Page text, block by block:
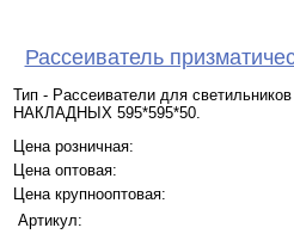
Рассеиватель
Тип - Рассеиватели для
НАКЛАДНЫХ 595*595*50.
Цена розничная:
Цена оптовая:
Цена крупнооптовая:
Артикул: